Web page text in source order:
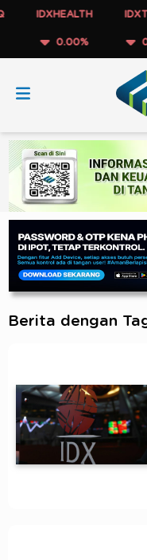
IDXHEALTH
0.00%
Berita dengan